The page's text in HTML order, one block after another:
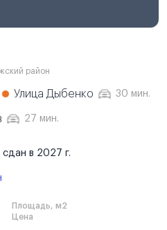
район
Улица Дыбенко 30 мин.
27 мин.
в 2027 г.
Площадь, м2
Цена